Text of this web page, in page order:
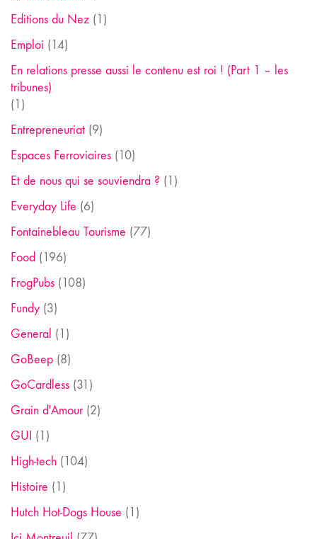
Editions du Nez (1)
Emploi (14)
En relations presse aussi le contenu est roi ! (Part 1 – les
tribunes)
(1)
Entrepreneuriat (9)
Espaces Ferroviaires (10)
Et de nous qui se souviendra ? (1)
Everyday Life (6)
Fontainebleau Tourisme (77)
Food (196)
FrogPubs (108)
Fundy (3)
General (1)
GoBeep (8)
GoCardless (31)
Grain d'Amour(2)
GUI (1)
High-tech (104)
Histoire (1)
Hutch Hot-Dogs House (1)